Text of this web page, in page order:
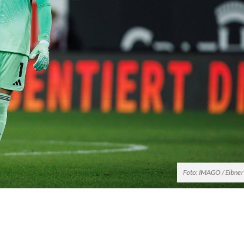
Foto: IMAGO / Eibner